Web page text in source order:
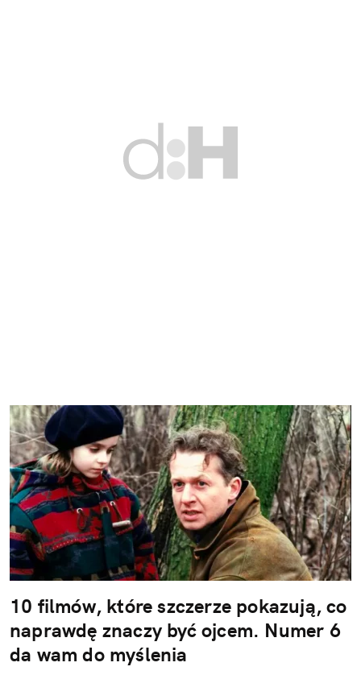
10 filmów, które szczerze pokazują, co
naprawdę znaczy być ojcem. Numer 6
da wam do myślenia